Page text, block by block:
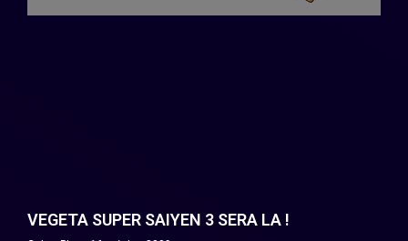
VEGETA SUPER SAIYEN 3 SERA LA !